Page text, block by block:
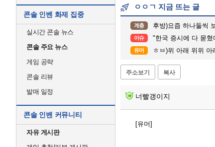
콘솔 인벤 화제 집중
실시간 콘솔 뉴스
콘솔 주요 뉴스
게임 공략
콘솔 리뷰
발매 일정
콘솔 인벤 커뮤니티
자유 게시판
ㅇㅇㄱ 지금 뜨는 글
계층 후방)요즘 하나둘씩
이슈 "한국 증시에 다 묻
유머 ㅎㅂ)위 아래 위위 아
주소보기 복사
너빨갱이지
[유머]